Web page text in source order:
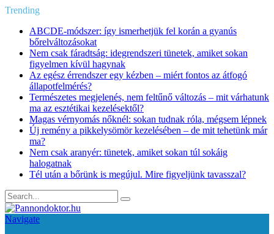
Trending
ABCDE‑módszer: így ismerhetjük fel korán a gyanús
bőrelváltozásokat
Nem csak fáradtság: idegrendszeri tünetek, amiket sokan
figyelmen kívül hagynak
Az egész érrendszer egy kézben – miért fontos az átfogó
állapotfelmérés?
Természetes megjelenés, nem feltűnő változás – mit várhatunk
ma az esztétikai kezelésektől?
Magas vérnyomás nőknél: sokan tudnak róla, mégsem lépnek
Új remény a pikkelysömör kezelésében – de mit tehetünk már
ma?
Nem csak aranyér: tünetek, amiket sokan túl sokáig
halogatnak
Tél után a bőrünk is megújul. Mire figyeljünk tavasszal?
Navigate